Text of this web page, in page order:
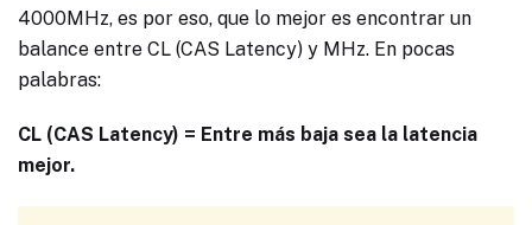
4000MHz, es por eso, que lo mejor es encontrar un
balance entre CL (CAS Latency) y MHz. En pocas
palabras:
CL (CAS Latency) = Entre más baja sea la latencia
mejor.